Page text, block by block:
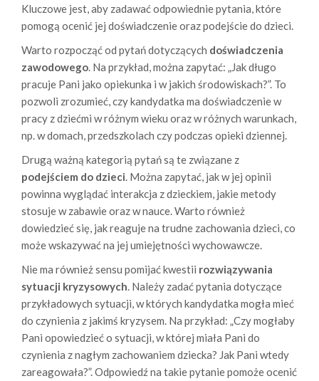
Kluczowe jest, aby zadawać odpowiednie pytania, które
pomogą ocenić jej doświadczenie oraz podejście do dzieci.
Warto rozpocząć od pytań dotyczących doświadczenia
zawodowego. Na przykład, można zapytać: „Jak długo
pracuje Pani jako opiekunka i w jakich środowiskach?”. To
pozwoli zrozumieć, czy kandydatka ma doświadczenie w
pracy z dziećmi w różnym wieku oraz w różnych warunkach,
np. w domach, przedszkolach czy podczas opieki dziennej.
Drugą ważną kategorią pytań są te związane z
podejściem do dzieci. Można zapytać, jak w jej opinii
powinna wyglądać interakcja z dzieckiem, jakie metody
stosuje w zabawie oraz w nauce. Warto również
dowiedzieć się, jak reaguje na trudne zachowania dzieci, co
może wskazywać na jej umiejętności wychowawcze.
Nie ma również sensu pomijać kwestii rozwiązywania
sytuacji kryzysowych. Należy zadać pytania dotyczące
przykładowych sytuacji, w których kandydatka mogła mieć
do czynienia z jakimś kryzysem. Na przykład: „Czy mogłaby
Pani opowiedzieć o sytuacji, w której miała Pani do
czynienia z nagłym zachowaniem dziecka? Jak Pani wtedy
zareagowała?”. Odpowiedź na takie pytanie pomoże ocenić